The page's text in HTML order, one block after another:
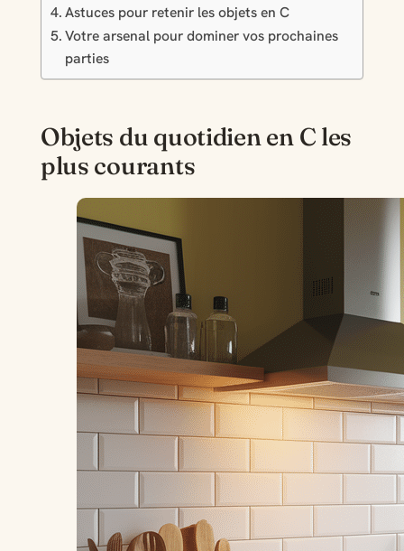
Astuces pour retenir les objets en C
Votre arsenal pour dominer vos prochaines
parties
Objets du quotidien en C les
plus courants